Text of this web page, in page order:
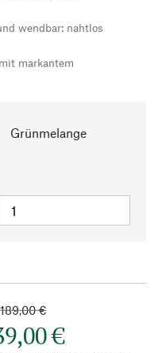
wendbar: nahtlos
markantem
Grünmelange
189,00 €
€